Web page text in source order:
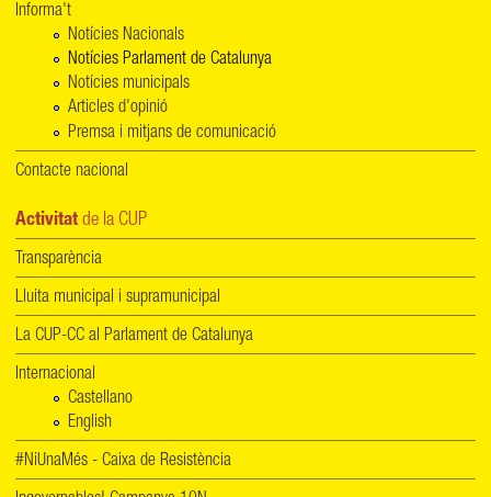
Informa't
Notícies Nacionals
Notícies Parlament de Catalunya
Notícies municipals
Articles d'opinió
Premsa i mitjans de comunicació
Contacte nacional
Activitat de la CUP
Transparència
Lluita municipal i supramunicipal
La CUP-CC al Parlament de Catalunya
Internacional
Castellano
English
#NiUnaMés - Caixa de Resistència